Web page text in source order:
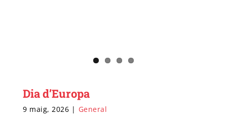
Dia d’Europa
9 maig, 2026 | General